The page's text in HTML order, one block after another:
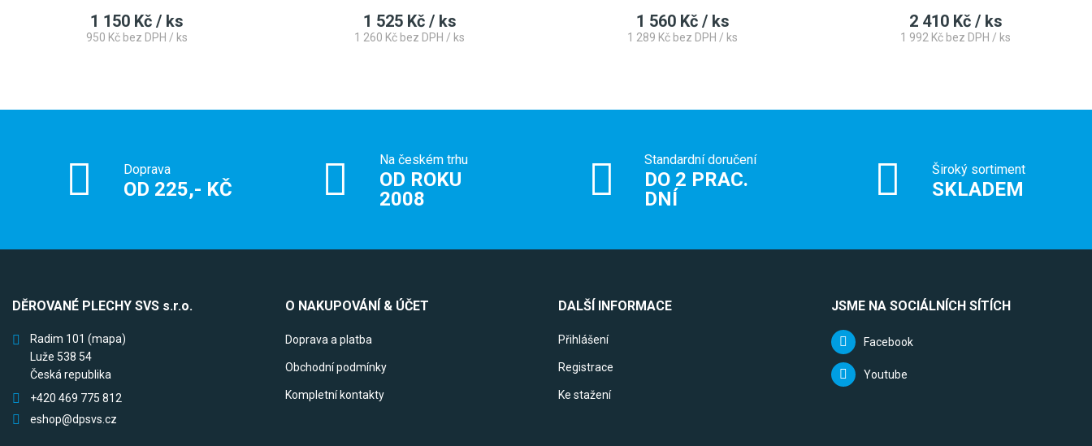
1 150 Kč / ks
950 Kč bez DPH / ks
1 525 Kč / ks
1 260 Kč bez DPH / ks
1 560 Kč / ks
1 289 Kč bez DPH / ks
2 410 Kč / ks
1 992 Kč bez DPH / ks
Doprava
OD 225,- KČ
Na českém trhu
OD ROKU
2008
Standardní doručení
DO 2 PRAC.
DNÍ
Široký sortiment
SKLADEM
DĚROVANÉ PLECHY SVS s.r.o.
Radim 101 (mapa)
Luže 538 54
Česká republika
+420 469 775 812
eshop@dpsvs.cz
O NAKUPOVÁNÍ & ÚČET
Doprava a platba
Obchodní podmínky
Kompletní kontakty
DALŠÍ INFORMACE
Přihlášení
Registrace
Ke stažení
JSME NA SOCIÁLNÍCH SÍTÍCH
Facebook
Youtube